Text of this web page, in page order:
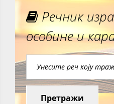
Речник
особине и
Претражи